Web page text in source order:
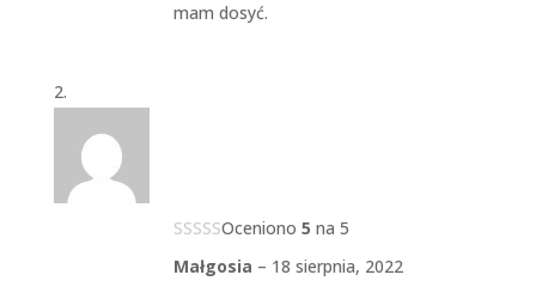
mam dosyć.
Oceniono 5 na 5
Małgosia – 18 sierpnia, 2022